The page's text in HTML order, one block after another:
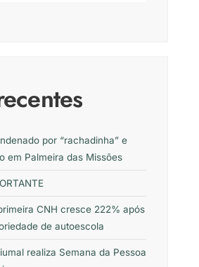
por “rachadinha” e
em Palmeira das Missões
CNH cresce 222% após
de autoescola
realiza Semana da Pessoa